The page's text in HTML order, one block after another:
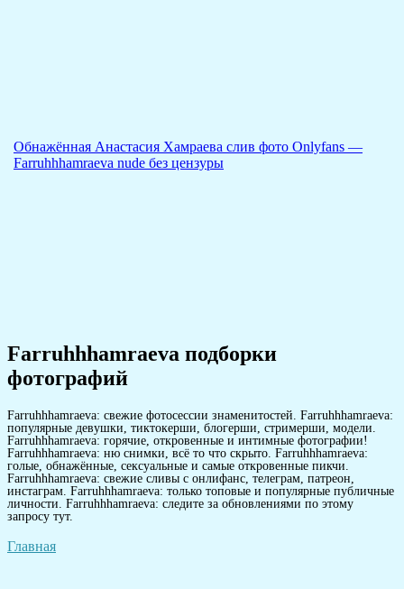
Обнажённая Анастасия Хамраева слив фото Onlyfans —
Farruhhhamraeva nude без цензуры
Farruhhhamraeva подборки
фотографий
Farruhhhamraeva: свежие фотосессии знаменитостей. Farruhhhamraeva:
популярные девушки, тиктокерши, блогерши, стримерши, модели.
Farruhhhamraeva: горячие, откровенные и интимные фотографии!
Farruhhhamraeva: ню снимки, всё то что скрыто. Farruhhhamraeva:
голые, обнажённые, сексуальные и самые откровенные пикчи.
Farruhhhamraeva: свежие сливы с онлифанс, телеграм, патреон,
инстаграм. Farruhhhamraeva: только топовые и популярные публичные
личности. Farruhhhamraeva: следите за обновлениями по этому
запросу тут.
Главная